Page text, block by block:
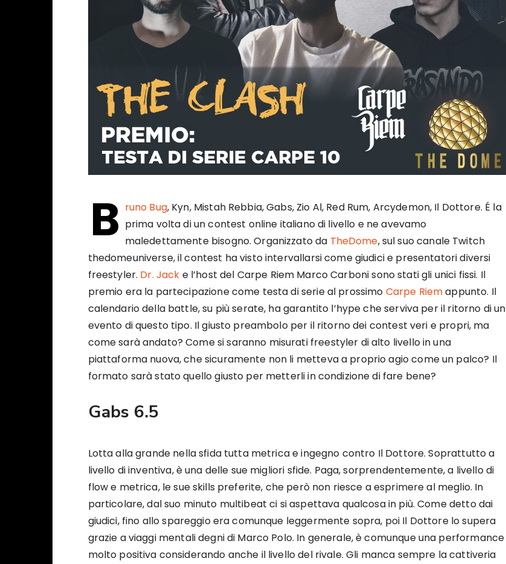
B runo Bug, Kyn, Mistah Rebbia, Gabs, Zio Al, Red Rum, Arcydemon, Il Dottore. É la
prima volta di un contest online italiano di livello e ne avevamo
maledettamente bisogno. Organizzato da TheDome, sul suo canale Twitch
thedomeuniverse, il contest ha visto intervallarsi come giudici e presentatori diversi
freestyler. Dr. Jack e l’host del Carpe Riem Marco Carboni sono stati gli unici fissi. Il
premio era la partecipazione come testa di serie al prossimo Carpe Riemappunto. Il
calendario della battle, su più serate, ha garantito l’hype che serviva per il ritorno di un
evento di questo tipo. Il giusto preambolo per il ritorno dei contest veri e propri, ma
come sarà andato? Come si saranno misurati freestyler di alto livello in una
piattaforma nuova, che sicuramente non li metteva a proprio agio come un palco? Il
formato sarà stato quello giusto per metterli in condizione di fare bene?
Gabs 6.5
Lotta alla grande nella sfida tutta metrica e ingegno contro Il Dottore. Soprattutto a
livello di inventiva, è una delle sue migliori sfide. Paga, sorprendentemente, a livello di
flow e metrica, le sue skills preferite, che però non riesce a esprimere al meglio. In
particolare, dal suo minuto multibeat ci si aspettava qualcosa in più. Come detto dai
giudici, fino allo spareggio era comunque leggermente sopra, poi Il Dottore lo supera
grazie a viaggi mentali degni di Marco Polo. In generale, è comunque una performance
molto positiva considerando anche il livello del rivale. Gli manca sempre la cattiveria